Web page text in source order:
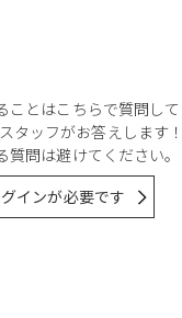
とはこちらで質問して
タッフがお答えします！
問は避けてください。
インが必要です